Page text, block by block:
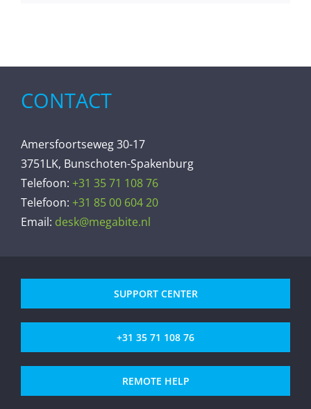
CONTACT
Amersfoortseweg 30-17
3751LK, Bunschoten-Spakenburg
Telefoon: +31 35 71 108 76
Telefoon: +31 85 00 604 20
Email: desk@megabite.nl
SUPPORT CENTER
+31 35 71 108 76
REMOTE HELP